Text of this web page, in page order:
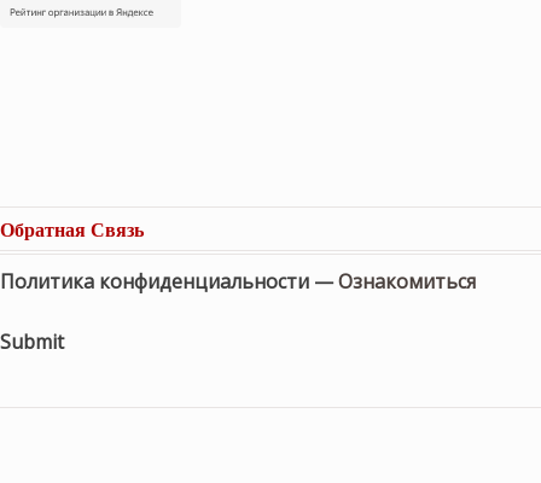
Обратная Связь
Политика конфиденциальности —Ознакомиться
Submit